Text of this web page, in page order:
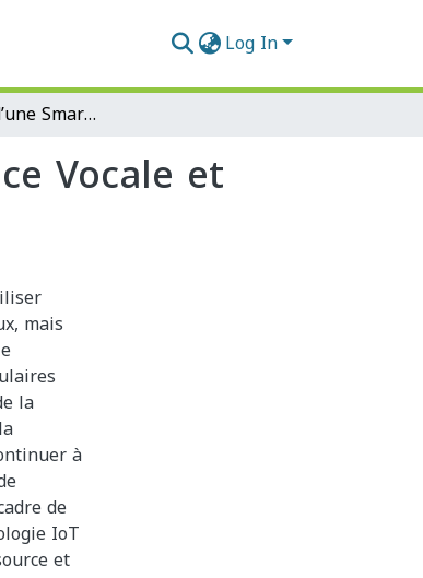
Log In
Sécurisation d’une Smart Home par Reconnaissance Vocale et Faciale.
Vocale et
mais
la
à
de
IoT
et